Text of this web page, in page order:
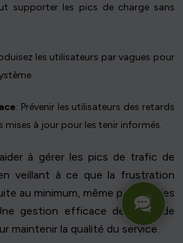
supporter les pics de charge sans
les utilisateurs par vagues pour
: Prévenir les utilisateurs des retards
mises à jour pour les tenir informés.
à gérer les pics de trafic de
veillant à ce que la frustration
au minimum, même pendant les
gestion efficace des pics de
maintenir la qualité du service.